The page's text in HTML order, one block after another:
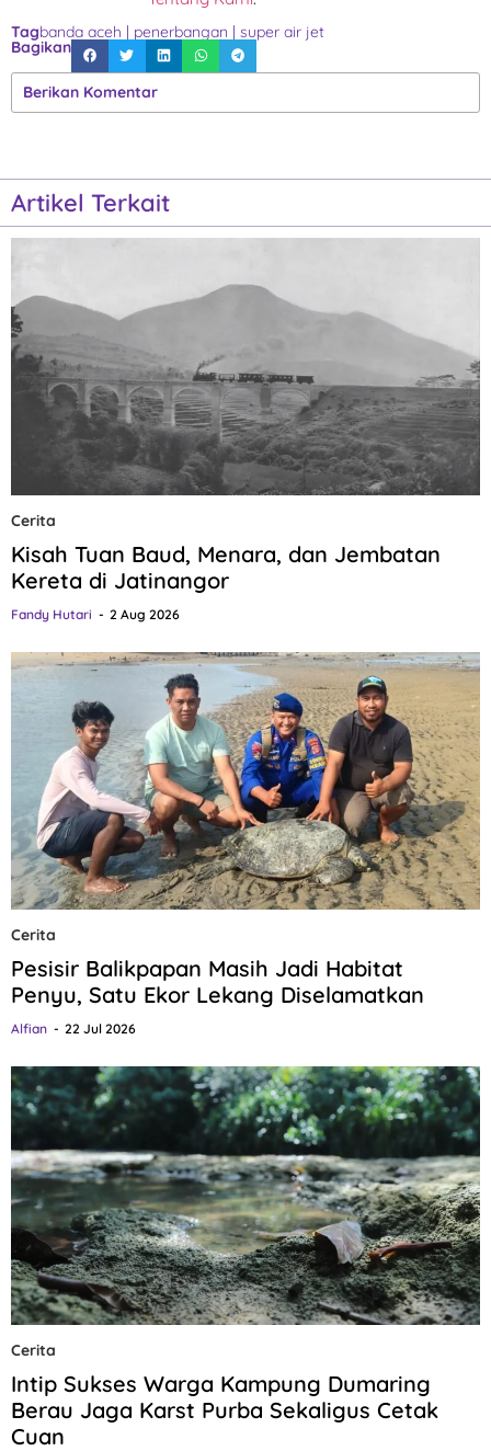
Tagbanda aceh | penerbangan | super air jet
Bagikan
Berikan Komentar
Artikel Terkait
Cerita
Kisah Tuan Baud, Menara, dan Jembatan
Kereta di Jatinangor
Fandy Hutari 2 Aug 2026
Cerita
Pesisir Balikpapan Masih Jadi Habitat
Penyu, Satu Ekor Lekang Diselamatkan
Alfian 22 Jul 2026
Cerita
Intip Sukses Warga Kampung Dumaring
Berau Jaga Karst Purba Sekaligus Cetak
Cuan